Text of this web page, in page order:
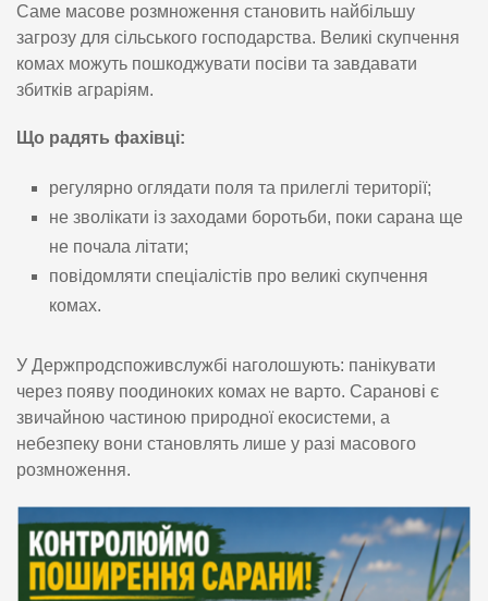
Саме масове розмноження становить найбільшу
загрозу для сільського господарства. Великі скупчення
комах можуть пошкоджувати посіви та завдавати
збитків аграріям.
Що радять фахівці:
регулярно оглядати поля та прилеглі території;
не зволікати із заходами боротьби, поки сарана ще
не почала літати;
повідомляти спеціалістів про великі скупчення
комах.
У Держпродспоживслужбі наголошують: панікувати
через появу поодиноких комах не варто. Саранові є
звичайною частиною природної екосистеми, а
небезпеку вони становлять лише у разі масового
розмноження.